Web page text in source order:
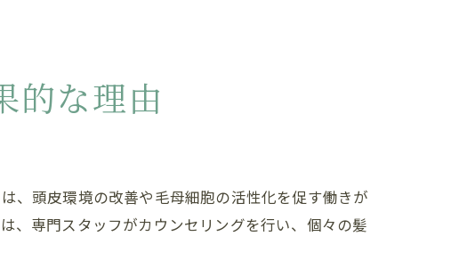
的な理由
、頭皮環境の改善や毛母細胞の活性化を促す働きが
、専門スタッフがカウンセリングを行い、個々の髪